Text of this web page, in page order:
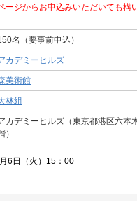
ージからお申込みいただいても構
名（要事前申込）
カデミーヒルズ
美術館
林組
カデミーヒルズ（東京都港区六本
）
6日（火）15：00